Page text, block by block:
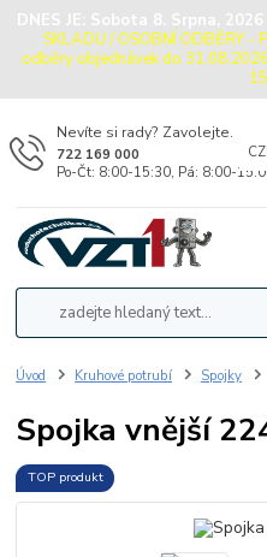
DNES JE: Sobota 8. Srpna, 2026
SKLADU / OSOBNÍ ODBĚRY
odběry objednávek do
Nevíte si rady? Zavolejte.
722 169 000
Po-Čt: 8:00-15:30, Pá: 8:00-
Úvod Kruhové potrubí Spojky
Spojka vnější
TOP produkt